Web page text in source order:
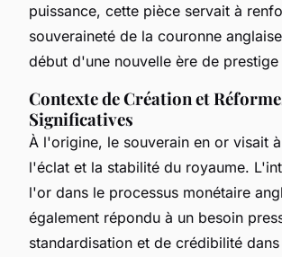
puissance, cette pièce servait à
souveraineté de la couronne
début d'une nouvelle ère de prestige
Contexte de Création et
Significatives
À l'origine, le souverain en or visait
l'éclat et la stabilité du royaume.
l'or dans le processus monétaire
également répondu à un besoin
standardisation et de crédibilité